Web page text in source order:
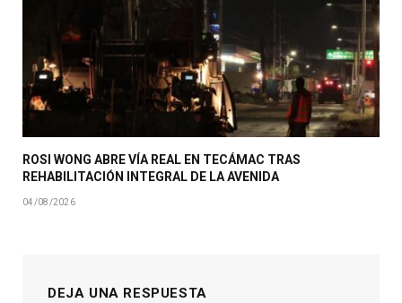
ROSI WONG ABRE VÍA REAL EN TECÁMAC TRAS
REHABILITACIÓN INTEGRAL DE LA AVENIDA
04/08/2026
DEJA UNA RESPUESTA